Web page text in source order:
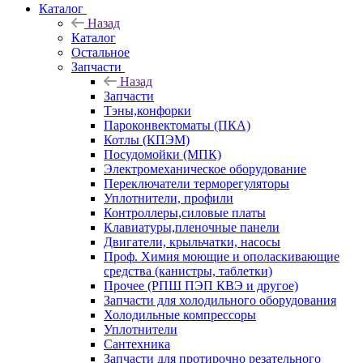
Каталог
Назад
Каталог
Остальное
Запчасти
Назад
Запчасти
Тэны,конфорки
Пароконвектоматы (ПКА)
Котлы (КПЭМ)
Посудомойки (МПК)
Электромеханическое оборудование
Переключатели терморегуляторы
Уплотнители, профили
Контроллеры,силовые платы
Клавиатуры,пленочные панели
Двигатели, крыльчатки, насосы
Проф. Химия моющие и ополаскивающие
средства (канистры, таблетки)
Прочее (РПШ ПЭП КВЭ и другое)
Запчасти для холодильного оборудования
Холодильные компрессоры
Уплотнители
Сантехника
Запчасти для протирочно резательного